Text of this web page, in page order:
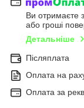
Ви отримаєте
або гроші
Детальніше
Післяплата
Оплата на
Оплата за